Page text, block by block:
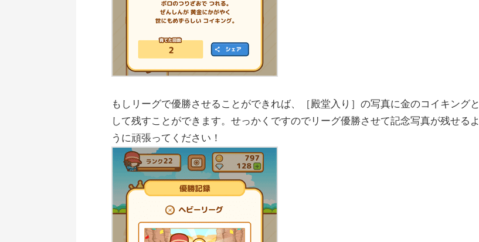
もしリーグで優勝させることができれば、［殿堂入り］の写真に金のコイキングと
して残すことができます。せっかくですのでリーグ優勝させて記念写真が残せるよ
うに頑張ってください！